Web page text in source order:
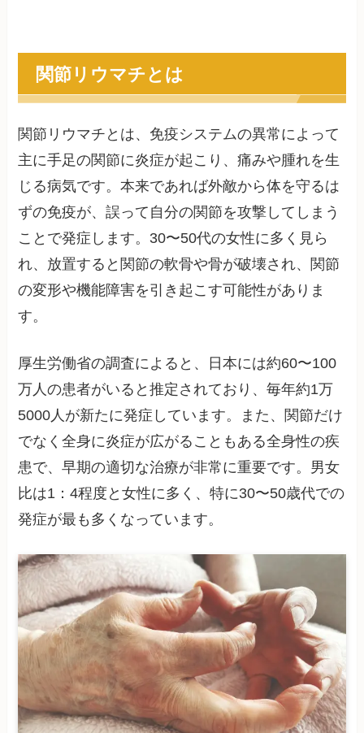
関節リウマチとは
関節リウマチとは、免疫システムの異常によって
主に手足の関節に炎症が起こり、痛みや腫れを生
じる病気です。本来であれば外敵から体を守るは
ずの免疫が、誤って自分の関節を攻撃してしまう
ことで発症します。30〜50代の女性に多く見ら
れ、放置すると関節の軟骨や骨が破壊され、関節
の変形や機能障害を引き起こす可能性がありま
す。
厚生労働省の調査によると、日本には約60〜100
万人の患者がいると推定されており、毎年約1万
5000人が新たに発症しています。また、関節だけ
でなく全身に炎症が広がることもある全身性の疾
患で、早期の適切な治療が非常に重要です。男女
比は1：4程度と女性に多く、特に30〜50歳代での
発症が最も多くなっています。